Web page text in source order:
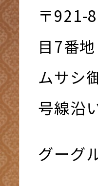
〒921-
⽬7番地
ムサシ
号線沿い
グーグ